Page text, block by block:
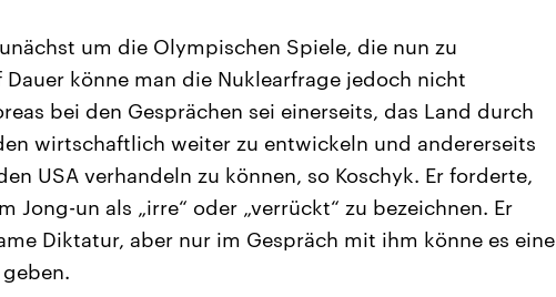
um die Olympischen Spiele, die nun zu
Dauer könne man die Nuklearfrage jedoch nicht
bei den Gesprächen sei einerseits, das Land durch
wirtschaftlich weiter zu entwickeln und andererseits
USA verhandeln zu können, so Koschyk. Er forderte,
Jong-un als „irre“ oder „verrückt“ zu bezeichnen. Er
Diktatur, aber nur im Gespräch mit ihm könne es eine